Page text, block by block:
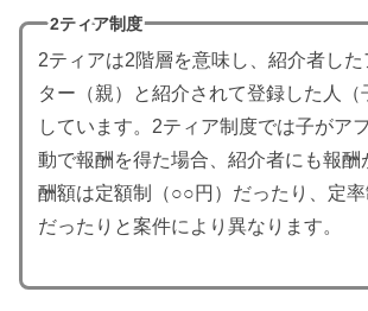
2ティア制度
2ティアは2階層を意味し、紹介者した
ター（親）と紹介されて登録した人（
しています。2ティア制度では子がア
動で報酬を得た場合、紹介者にも報酬
酬額は定額制（○○円）だったり、定率
だったりと案件により異なります。